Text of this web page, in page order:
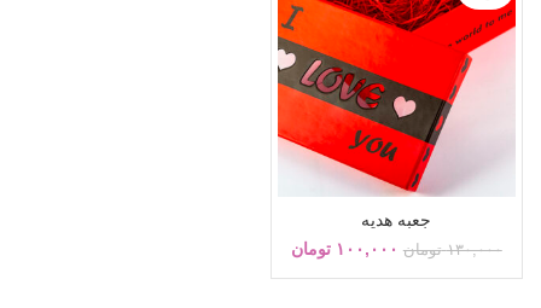
جعبه هدیه
۱۳۰,۰۰۰ تومان ۱۰۰,۰۰۰ تومان